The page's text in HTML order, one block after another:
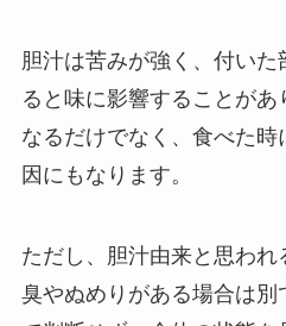
胆汁は苦みが強く、付い
ると味に影響することが
なるだけでなく、食べた
因にもなります。
ただし、胆汁由来と思わ
臭やぬめりがある場合は